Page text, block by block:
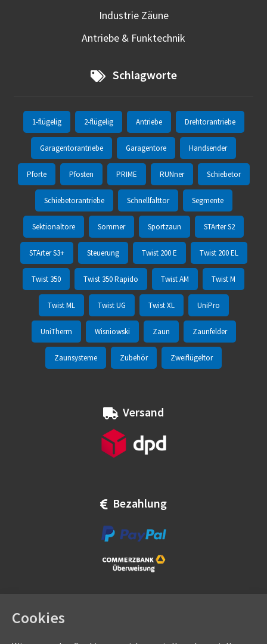
Industrie Zäune
Antriebe & Funktechnik
Schlagworte
1-flügelig 2-flügelig Antriebe Drehtorantriebe
Garagentorantriebe Garagentore Handsender
Pforte Pfosten PRIME RUNner Schiebetor
Schiebetorantriebe Schnellfalttor Segmente
Sektionaltore Sommer Sportzaun STArter S2
STArter S3+ Steuerung Twist 200 E Twist 200 EL
Twist 350 Twist 350 Rapido Twist AM Twist M
Twist ML Twist UG Twist XL UniPro
UniTherm Wisniowski Zaun Zaunfelder
Zaunsysteme Zubehör Zweiflügeltor
Versand
Bezahlung
Cookies